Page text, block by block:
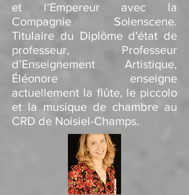
et l’Empereur avec la
Compagnie Solenscene.
Titulaire du Diplôme d'état de
professeur, Professeur
d’Enseignement Artistique,
Éléonore enseigne
actuellement la flûte, le piccolo
et la musique de chambre au
CRD de Noisiel-Champs.